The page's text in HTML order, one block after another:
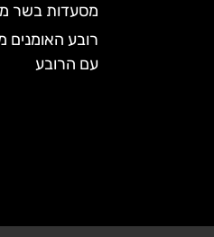
מסעדות בשר
רובע האומנים
עם הרובע